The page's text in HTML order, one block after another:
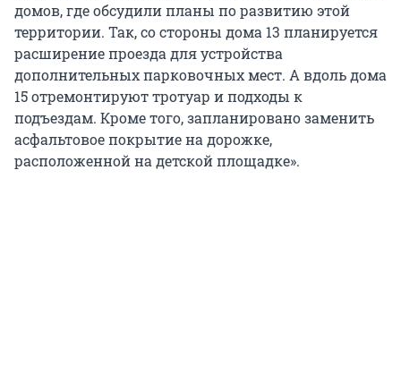
домов, где обсудили планы по развитию этой
территории. Так, со стороны дома 13 планируется
расширение проезда для устройства
дополнительных парковочных мест. А вдоль дома
15 отремонтируют тротуар и подходы к
подъездам. Кроме того, запланировано заменить
асфальтовое покрытие на дорожке,
расположенной на детской площадке».